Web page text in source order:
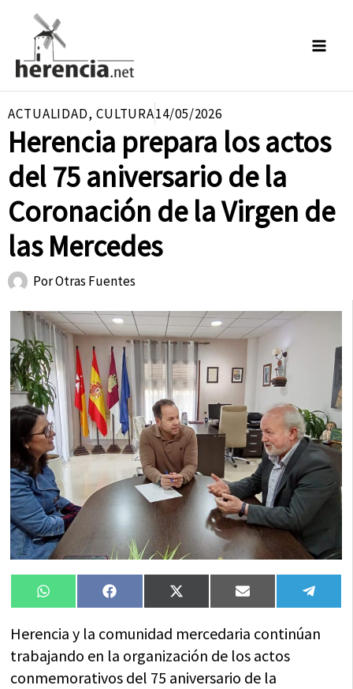
contenido
ACTUALIDAD, CULTURA14/05/2026
Herencia prepara los actos
del 75 aniversario de la
Coronación de la Virgen de
las Mercedes
PorOtras Fuentes
Compartir
en
WhatsAppCompartir
en
FacebookCompartir
en
X
(Twitter)
Compartir
en
Email
en
Herencia y la comunidad mercedaria continúan
trabajando en la organización de los actos
conmemorativos del 75 aniversario de la